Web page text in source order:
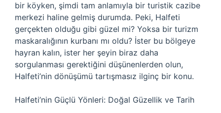
bir köyken, şimdi tam anlamıyla bir turistik cazibe
merkezi haline gelmiş durumda. Peki, Halfeti
gerçekten olduğu gibi güzel mi? Yoksa bir turizm
maskaralığının kurbanı mı oldu? İster bu bölgeye
hayran kalın, ister her şeyin biraz daha
sorgulanması gerektiğini düşünenlerden olun,
Halfeti’nin dönüşümü tartışmasız ilginç bir konu.
Halfeti’nin Güçlü Yönleri: Doğal Güzellik ve Tarih